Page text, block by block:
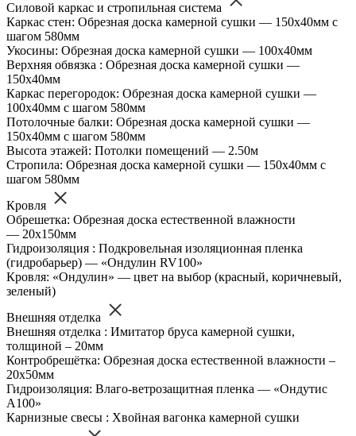
Силовой каркас и стропильная система
Каркас стен: Обрезная доска камерной сушки — 150х40мм с
шагом 580мм
Укосины: Обрезная доска камерной сушки — 100х40мм
Верхняя обвязка : Обрезная доска камерной сушки —
150х40мм
Каркас перегородок: Обрезная доска камерной сушки —
100х40мм с шагом 580мм
Потолочные балки: Обрезная доска камерной сушки —
150х40мм с шагом 580мм
Высота этажей: Потолки помещений — 2.50м
Стропила: Обрезная доска камерной сушки — 150х40мм с
шагом 580мм
Кровля
Обрешетка: Обрезная доска естественной влажности
— 20х150мм
Гидроизоляция : Подкровельная изоляционная пленка
(гидробарьер) — «Ондулин RV100»
Кровля: «Ондулин» — цвет на выбор (красный, коричневый,
зеленый)
Внешняя отделка
Внешняя отделка : Имитатор бруса камерной сушки,
толщиной – 20мм
Контробрешётка: Обрезная доска естественной влажности –
20х50мм
Гидроизоляция: Влаго-ветрозащитная пленка — «Ондутис
А100»
Карнизные свесы : Хвойная вагонка камерной сушки